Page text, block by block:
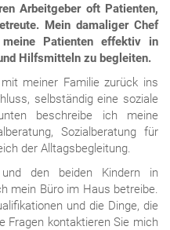
Arbeitgeber oft Patienten,
Mein damaliger Chef
Patienten effektiv in
Hilfsmitteln zu begleiten.
meiner Familie zurück ins
selbständig eine soziale
beschreibe ich meine
Sozialberatung für
der Alltagsbegleitung.
den beiden Kindern in
mein Büro im Haus betreibe.
und die Dinge, die
Fragen kontaktieren Sie mich